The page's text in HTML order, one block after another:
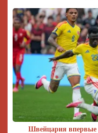
Швейцария впервые